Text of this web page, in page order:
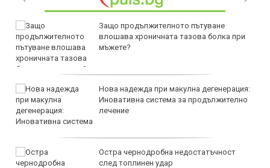
Защо продължителното пътуване
влошава хроничната тазова болка при
мъжете?
Нова надежда при макулна дегенерация:
Иновативна система за продължително
лечение
Остра чернодробна недостатъчност
след топлинен удар